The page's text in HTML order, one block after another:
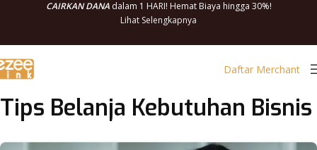
CAIRKAN DANAdalam 1 HARI! Hemat Biaya hingga 30%!
Lihat Selengkapnya
Daftar Merchant
Tips Belanja Kebutuhan Bisnis